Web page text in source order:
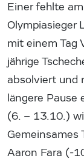
Einer fehlte
Olympiasieger
mit einem Tag
jährige
absolviert und
längere Pause
(6. – 13.10.)
Gemeinsames
Aaron Fara (-